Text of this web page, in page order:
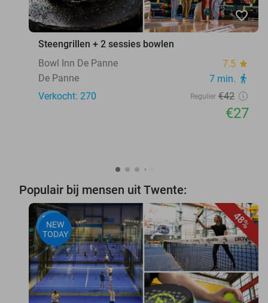
favorite_border
Steengrillen + 2 sessies bowlen
Bowl Inn De Panne
7.5 star
De Panne 7 min. directions_walk
Verkocht: 270 Regulier €42
€27
Populair bij mensen uit Twente:
48%
NEW
TODAY